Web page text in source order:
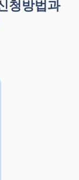
청방법과